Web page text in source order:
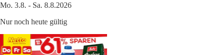
Mo. 3.8. - Sa. 8.8.2026
Nur noch heute gültig